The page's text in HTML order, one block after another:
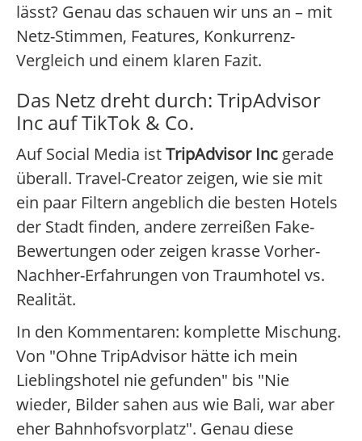
lässt? Genau das schauen wir uns an – mit
Netz-Stimmen, Features, Konkurrenz-
Vergleich und einem klaren Fazit.
Das Netz dreht durch: TripAdvisor
Inc auf TikTok & Co.
Auf Social Media istTripAdvisor Inc gerade
überall. Travel-Creator zeigen, wie sie mit
ein paar Filtern angeblich die besten Hotels
der Stadt finden, andere zerreißen Fake-
Bewertungen oder zeigen krasse Vorher-
Nachher-Erfahrungen von Traumhotel vs.
Realität.
In den Kommentaren: komplette Mischung.
Von "Ohne TripAdvisor hätte ich mein
Lieblingshotel nie gefunden" bis "Nie
wieder, Bilder sahen aus wie Bali, war aber
eher Bahnhofsvorplatz". Genau diese